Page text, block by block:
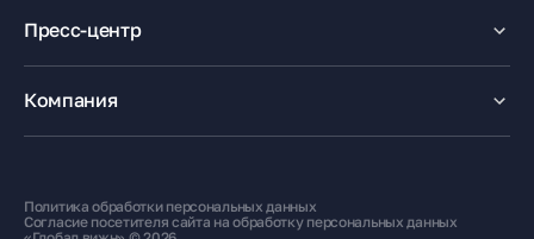
Ипотека
Рассрочка
Маткапитал
Trade-In
Пресс-центр
Акции
Компания
Жителям
Политика обработки персональных данных
Согласие посетителя сайта на обработку персональных данных